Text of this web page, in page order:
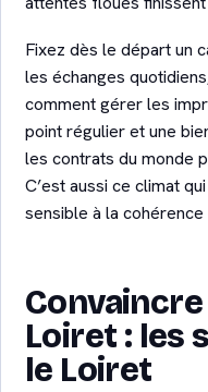
Fixez dès le départ un
les échanges
comment gérer les
point régulier et une
les contrats du monde
C’est aussi ce climat
sensible à la
Loiret : les
le Loiret